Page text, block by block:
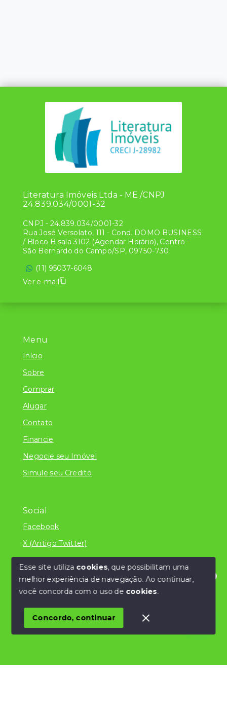
Olá! Estamos disponíveis para te ajudar.
Menu
Início
Sobre
Comprar
Alugar
Contato
Financie
Negocie seu Imóvel
Simule seu Credito
Social
Facebook
X (Antigo Twitter)
© Copyright 2026 - Literatura Imóveis Ltda - ME
/CNPJ 24.839.034/0001-32 - Todos os direitos
SITE PARA IMOBILIARIA
Literatura Imóveis Ltda - ME /CNPJ
24.839.034/0001-32
CNPJ - 24.839.034/0001-32
Rua José Versolato, 111 - Cond. DOMO BUSINESS
/ Bloco B sala 3102 (Agendar Horário), Centro -
São Bernardo do Campo/SP, 09750-730
(11) 95037-6048
Ver e-mail
Esse site utiliza cookies, que possibilitam uma
melhor experiência de navegação.Ao continuar,
você concorda com o uso de cookies.
Concordo, continuar